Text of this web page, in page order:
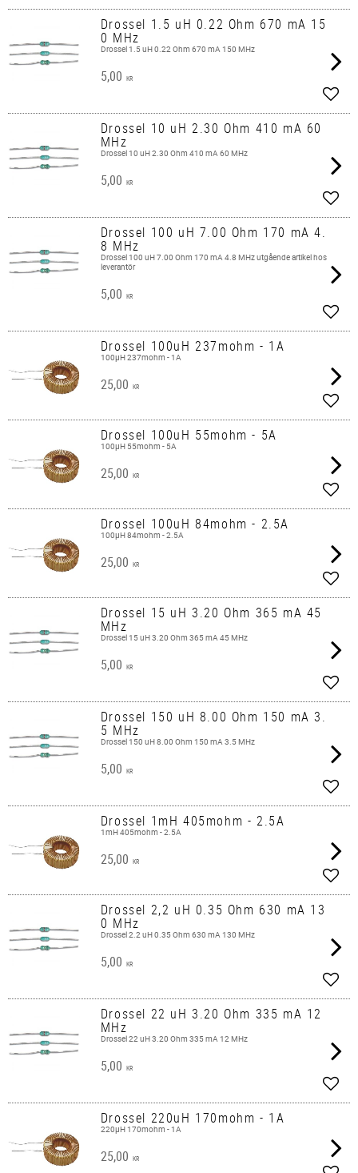
Drossel 1.5 uH 0.22 Ohm 670 mA 15
0 MHz
Drossel 1.5 uH 0.22 Ohm 670 mA 150 MHz
5,00 KR
Drossel 10 uH 2.30 Ohm 410 mA 60
MHz
Drossel 10 uH 2.30 Ohm 410 mA 60 MHz
5,00 KR
Drossel 100 uH 7.00 Ohm 170 mA 4.
8 MHz
Drossel 100 uH 7.00 Ohm 170 mA 4.8 MHz utgående artikel hos
leverantör
5,00 KR
Drossel 100uH 237mohm - 1A
100µH 237mohm - 1A
25,00 KR
Drossel 100uH 55mohm - 5A
100µH 55mohm - 5A
25,00 KR
Drossel 100uH 84mohm - 2.5A
100µH 84mohm - 2.5A
25,00 KR
Drossel 15 uH 3.20 Ohm 365 mA 45
MHz
Drossel 15 uH 3.20 Ohm 365 mA 45 MHz
5,00 KR
Drossel 150 uH 8.00 Ohm 150 mA 3.
5 MHz
Drossel 150 uH 8.00 Ohm 150 mA 3.5 MHz
5,00 KR
Drossel 1mH 405mohm - 2.5A
1mH 405mohm - 2.5A
25,00 KR
Drossel 2,2 uH 0.35 Ohm 630 mA 13
0 MHz
Drossel 2.2 uH 0.35 Ohm 630 mA 130 MHz
5,00 KR
Drossel 22 uH 3.20 Ohm 335 mA 12
MHz
Drossel 22 uH 3.20 Ohm 335 mA 12 MHz
5,00 KR
Drossel 220uH 170mohm - 1A
220µH 170mohm - 1A
25,00 KR